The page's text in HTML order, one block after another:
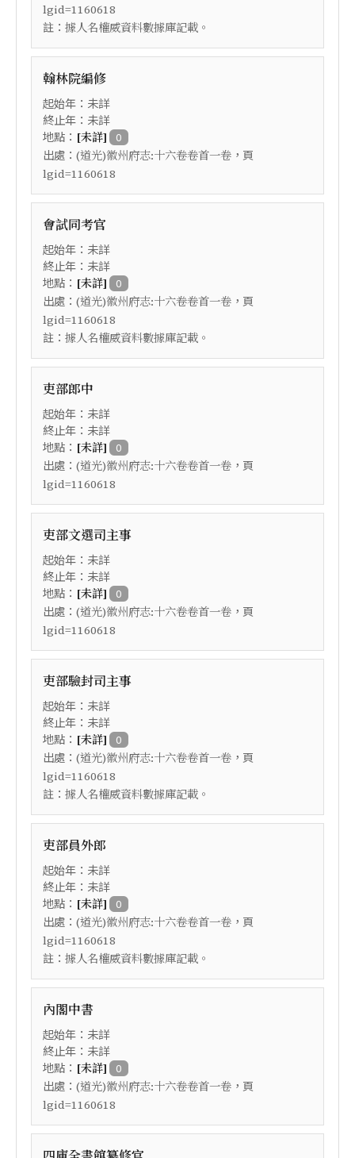
lgid=1160618
註： 據人名權威資料數據庫記載。
翰林院編修
起始年：未詳
終止年：未詳
地點： [未詳] 0
出處： (道光)徽州府志:十六卷卷首一卷 ，頁
lgid=1160618
會試同考官
起始年：未詳
終止年：未詳
地點： [未詳] 0
出處： (道光)徽州府志:十六卷卷首一卷 ，頁
lgid=1160618
註： 據人名權威資料數據庫記載。
吏部郎中
起始年：未詳
終止年：未詳
地點： [未詳] 0
出處： (道光)徽州府志:十六卷卷首一卷 ，頁
lgid=1160618
吏部文選司主事
起始年：未詳
終止年：未詳
地點： [未詳] 0
出處： (道光)徽州府志:十六卷卷首一卷 ，頁
lgid=1160618
吏部驗封司主事
起始年：未詳
終止年：未詳
地點： [未詳] 0
出處： (道光)徽州府志:十六卷卷首一卷 ，頁
lgid=1160618
註： 據人名權威資料數據庫記載。
吏部員外郎
起始年：未詳
終止年：未詳
地點： [未詳] 0
出處： (道光)徽州府志:十六卷卷首一卷 ，頁
lgid=1160618
註： 據人名權威資料數據庫記載。
內閣中書
起始年：未詳
終止年：未詳
地點： [未詳] 0
出處： (道光)徽州府志:十六卷卷首一卷 ，頁
lgid=1160618